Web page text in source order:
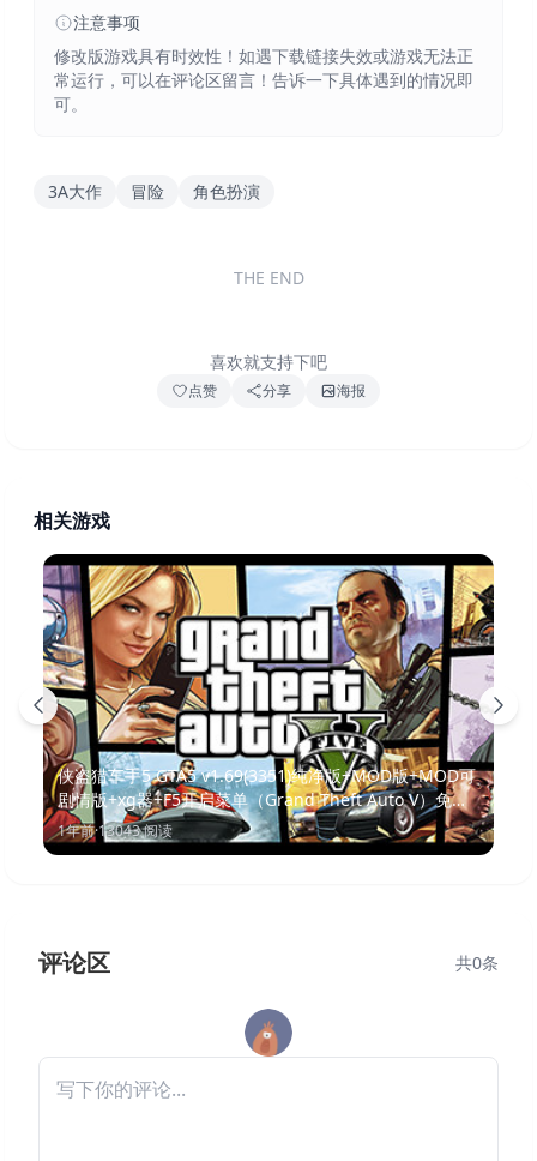
注意事项
修改版游戏具有时效性！如遇下载链接失效或游戏无法正
常运行，可以在评论区留言！告诉一下具体遇到的情况即
可。
3A大作 冒险 角色扮演
THE END
喜欢就支持下吧
点赞 分享 海报
相关游戏
侠盗猎车手5 GTA5 v1.69(3351)纯净版+MOD版+MOD可
剧情版+xg器+F5开启菜单（Grand Theft Auto V）免安
装中文版
1年前·13043阅读
评论区 共0条